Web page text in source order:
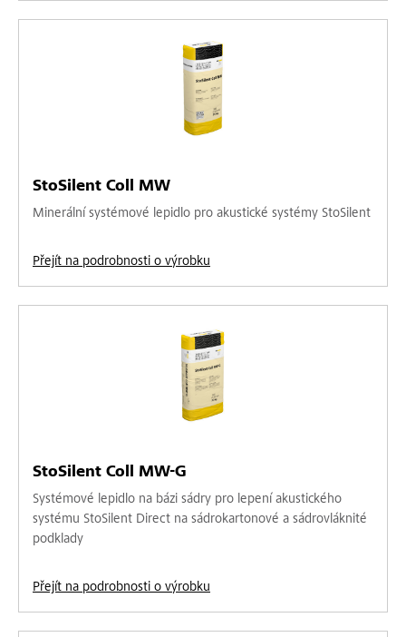
StoSilent Coll MW
Minerální systémové lepidlo pro akustické systémy StoSilent
Přejít na podrobnosti o výrobku
StoSilent Coll MW-G
Systémové lepidlo na bázi sádry pro lepení akustického
systému StoSilent Direct na sádrokartonové a sádrovláknité
podklady
Přejít na podrobnosti o výrobku